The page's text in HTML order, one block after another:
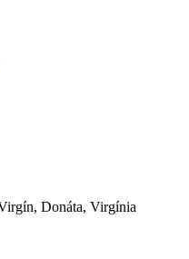
Donáta, Virgínia